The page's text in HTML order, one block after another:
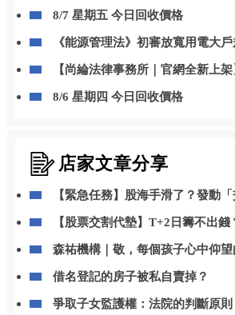
8/7 星期五 今日回收價格
《能源管理法》初審放寬用電大
【尚綸法律事務所｜官網全新上架
8/6 星期四 今日回收價格
店家文章分享
【緊急任務】股海手滑了？發動
【股票交割代墊】T+2日籌不出錢
森祐機構｜敬，每個孩子心中仰望
借名登記的房子被私自賣掉？
爭取子女監護權：法院的判斷原則